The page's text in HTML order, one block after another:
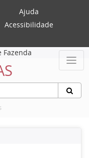
Ajuda
Acessibilidade
Fazenda